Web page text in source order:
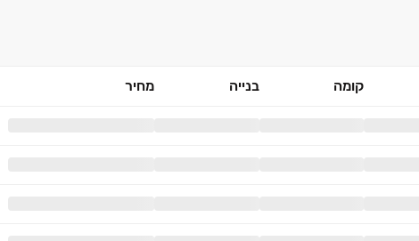
קומה בנייה מחיר